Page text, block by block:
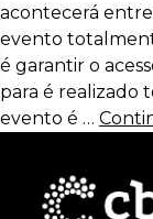
acontecerá entre
evento
é garantir o
para é realizado
evento é …